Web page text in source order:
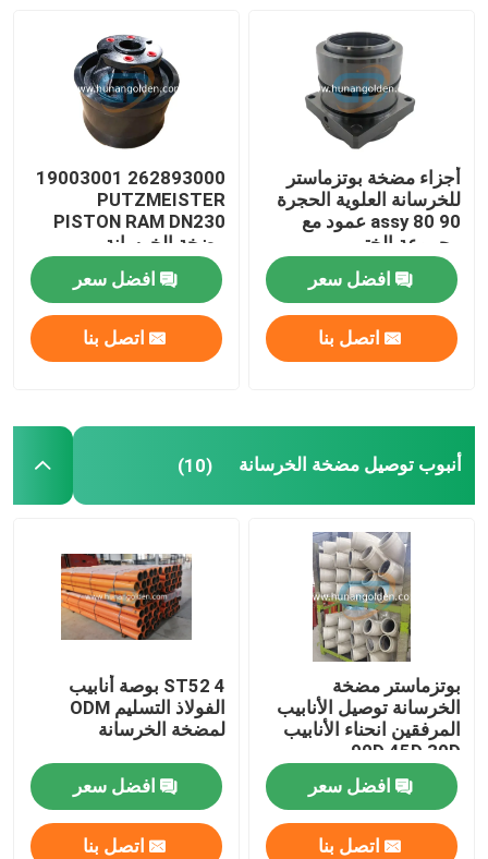
جولة في المعمل
رقابة جودة
اتصل بنا
أخبار
اطلب اقتباس
أنبوب توصيل مضخة الخرسانة
محرك مضخة الهيدروليكية للخرسانة
صمام التحكم الهيدروليكي
مجموعات ختم اسطوانة هيدروليكية
حالة نقل مضخة الخرسانة
مخفض دوار
أجزاء مضخة بوتزماستر
للخرسانة العلوية الحجرة
assy 80 90 عمود مع
مجموعة الختم
274893001 519127
افضل سعر
اتصل بنا
262893000 19003001
PUTZMEISTER
PISTON RAM DN230
مضخة الخرسانة
افضل سعر
اتصل بنا
أنبوب توصيل مضخة الخرسانة (10)
بوتزماستر مضخة
الخرسانة توصيل الأنابيب
المرفقين انحناء الأنابيب
90D 45D 30D
افضل سعر
اتصل بنا
ST52 4 بوصة أنابيب
الفولاذ التسليم ODM
لمضخة الخرسانة
افضل سعر
اتصل بنا